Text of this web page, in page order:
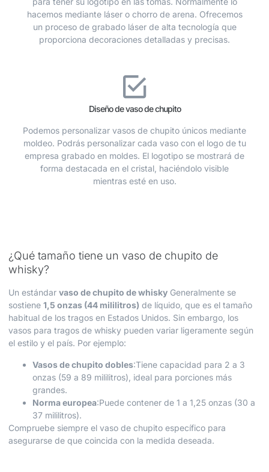
hacemos mediante láser o chorro de arena. Ofrecemos
un proceso de grabado láser de alta tecnología que
proporciona decoraciones detalladas y precisas.
Diseño de vaso de chupito
Podemos personalizar vasos de chupito únicos mediante
moldeo. Podrás personalizar cada vaso con el logo de tu
empresa grabado en moldes. El logotipo se mostrará de
forma destacada en el cristal, haciéndolo visible
mientras esté en uso.
¿Qué tamaño tiene un vaso de chupito de
whisky?
Un estándar vaso de chupito de whisky Generalmente se
sostiene 1,5 onzas (44 mililitros) de líquido, que es el tamaño
habitual de los tragos en Estados Unidos. Sin embargo, los
vasos para tragos de whisky pueden variar ligeramente según
el estilo y el país. Por ejemplo:
Vasos de chupito dobles:Tiene capacidad para 2 a 3
onzas (59 a 89 mililitros), ideal para porciones más
grandes.
Norma europea:Puede contener de 1 a 1,25 onzas (30 a
37 mililitros).
Compruebe siempre el vaso de chupito específico para
asegurarse de que coincida con la medida deseada.